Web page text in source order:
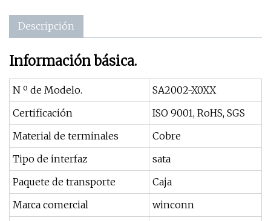
Descripción
Información básica.
N º de Modelo.
SA2002-X0XX
Certificación
ISO 9001, RoHS, SGS
Material de terminales
Cobre
Tipo de interfaz
sata
Paquete de transporte
Caja
Marca comercial
winconn